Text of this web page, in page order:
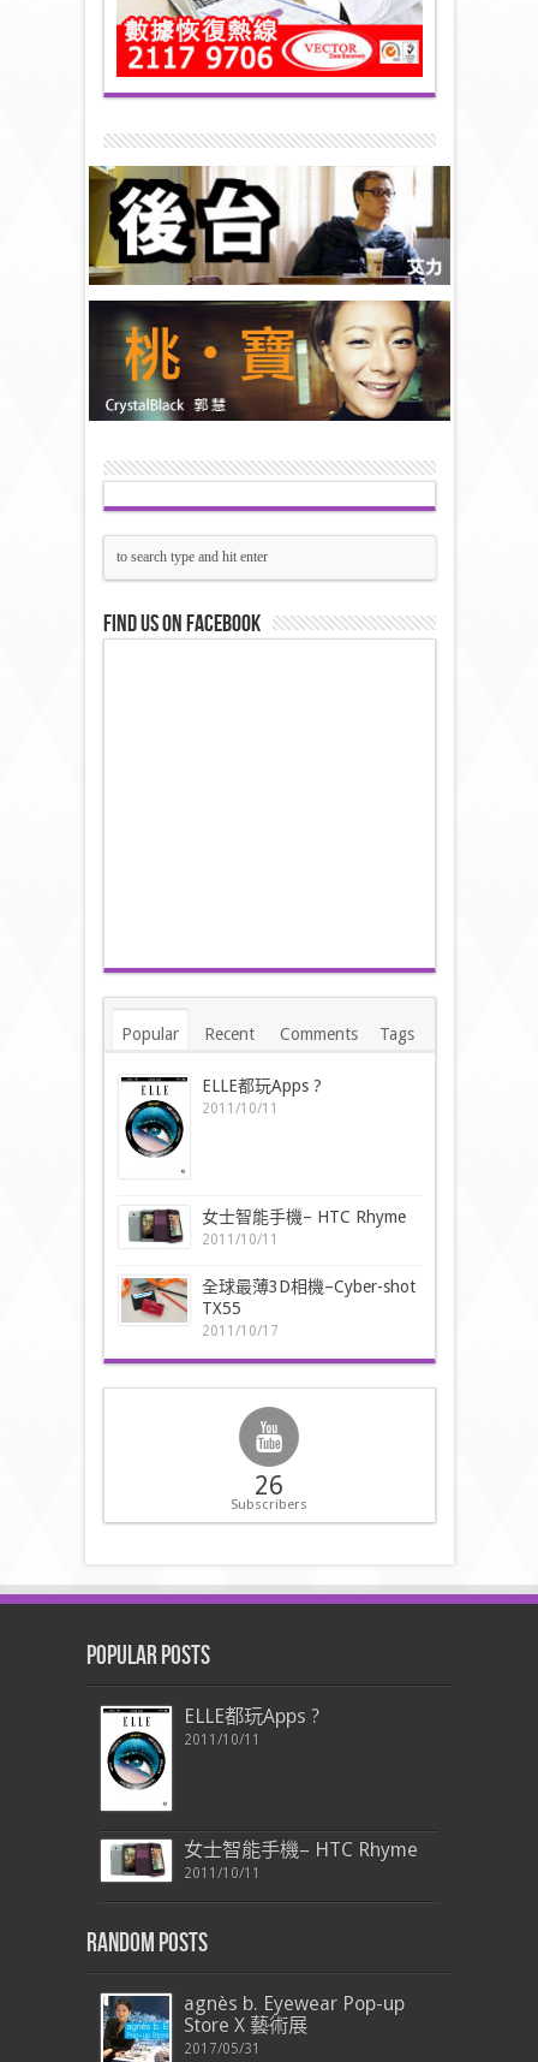
Find us on Facebook
Popular Recent Comments Tags
ELLE都玩Apps ?
2011/10/11
女士智能手機– HTC Rhyme
2011/10/11
全球最薄3D相機–Cyber-shot
TX55
2011/10/17
26
Subscribers
Popular Posts
ELLE都玩Apps ?
2011/10/11
女士智能手機– HTC Rhyme
2011/10/11
Random Posts
agnès b. Eyewear Pop-up
Store X 藝術展
2017/05/31